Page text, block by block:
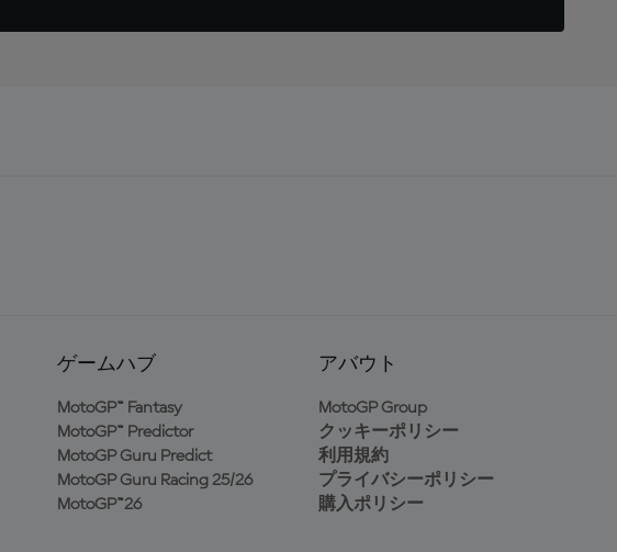
ゲームハブ
MotoGP™ Fantasy
MotoGP™ Predictor
MotoGP Guru Predict
MotoGP Guru Racing 25/26
MotoGP™26
アバウト
MotoGP Group
クッキーポリシー
利用規約
プライバシーポリシー
購入ポリシー